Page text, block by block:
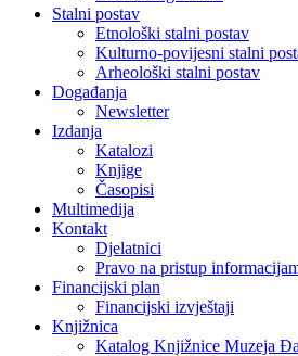
Stalni postav
Etnološki stalni postav
Kulturno-povijesni stalni
Arheološki stalni postav
Događanja
Newsletter
Izdanja
Katalozi
Knjige
Časopisi
Multimedija
Kontakt
Djelatnici
Pravo na pristup
Financijski plan
Financijski izvještaji
Knjižnica
Katalog Knjižnice Muzeja